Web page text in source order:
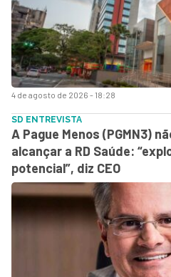
4 de agosto de 2026 - 18:28
SD ENTREVISTA
A Pague Menos (PGMN3)
alcançar a RD Saúde:
potencial”, diz CEO